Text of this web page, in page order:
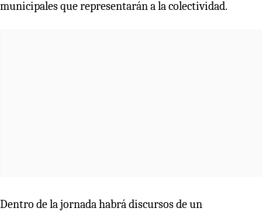
municipales que representarán a la colectividad.
Dentro de la jornada habrá discursos de un